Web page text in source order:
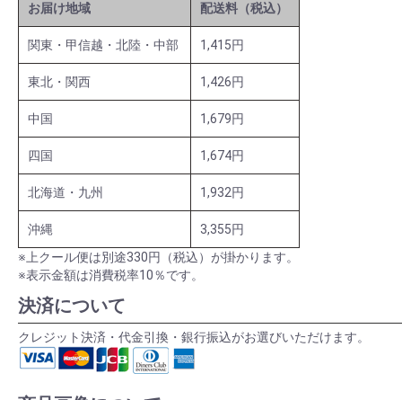
お届け地域 配送料（税込）
関東・甲信越・北陸・中部 1,415円
東北・関西 1,426円
中国 1,679円
四国 1,674円
北海道・九州 1,932円
沖縄
3,355円
※上クール便は別途330円（税込）が掛かります。
※表示金額は消費税率10％です。
決済について
クレジット決済・代金引換・銀行振込がお選びいただけます。